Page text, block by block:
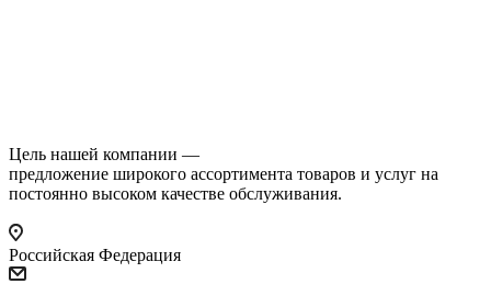
Цель нашей компании —
предложение широкого ассортимента товаров и услуг на
постоянно высоком качестве обслуживания.
Российская Федерация